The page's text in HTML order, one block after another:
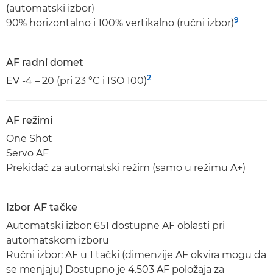
(automatski izbor)
90% horizontalno i 100% vertikalno (ručni izbor)9
AF radni domet
EV -4 – 20 (pri 23 °C i ISO 100)2
AF režimi
One Shot
Servo AF
Prekidač za automatski režim (samo u režimu A+)
Izbor AF tačke
Automatski izbor: 651 dostupne AF oblasti pri
automatskom izboru
Ručni izbor: AF u 1 tački (dimenzije AF okvira mogu da
se menjaju) Dostupno je 4.503 AF položaja za